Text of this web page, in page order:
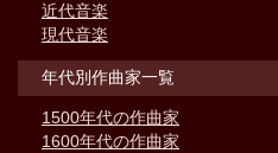
近代音楽
現代音楽
年代別作曲家一覧
1500年代の作曲家
1600年代の作曲家